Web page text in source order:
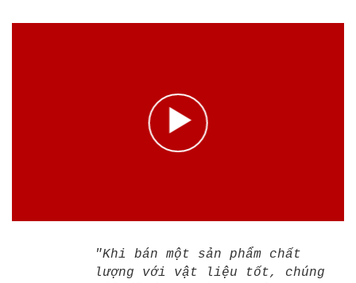
"Khi bán một sản phẩm chất
lượng với vật liệu tốt, chúng